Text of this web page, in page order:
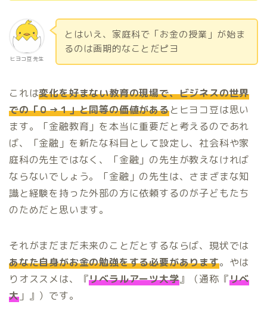
ヒヨコ豆 先生
とはいえ、家庭科で「お金の授業」が始ま
るのは画期的なことだピヨ
これは変化を好まない教育の現場で、ビジネスの世界
での「０→１」と同等の価値があるとヒヨコ豆は思い
ます。「金融教育」を本当に重要だと考えるのであれ
ば、「金融」を新たな科目として設定し、社会科や家
庭科の先生ではなく、「金融」の先生が教えなければ
ならないでしょう。「金融」の先生は、さまざまな知
識と経験を持った外部の方に依頼するのが子どもたち
のためだと思います。
それがまだまだ未来のことだとするならば、現状では
あなた自身がお金の勉強をする必要があります。やは
りオススメは、『リベラルアーツ大学』（通称『リベ
大」』）です。